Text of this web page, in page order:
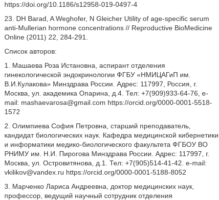
https://doi.org/10.1186/s12958-019-0497-4
23. DH Barad, A Weghofer, N Gleicher Utility of age-specific serum
anti-Mullerian hormone concentrations // Reproductive BioMedicine
Online (2011) 22, 284-291.
Список авторов:
1. Машаева Роза Истановна, аспирант отделения
гинекологической эндокринологии ФГБУ «НМИЦАГиП им.
В.И.Кулакова» Минздрава России. Адрес: 117997, Россия, г.
Москва, ул. академика Опарина, д.4. Тел: +7(909)933-64-76, e-
mail: mashaevarosa@gmail.com https://orcid.org/0000-0001-5518-
1572
2. Олимпиева София Петровна, старший преподаватель,
кандидат биологических наук. Кафедра медицинской кибернетики
и информатики медико-биологического факультета ФГБОУ ВО
РНИМУ им. Н.И. Пирогова Минздрава России. Адрес: 117997, г.
Москва, ул. Островитянова, д.1. Тел: +7(905)514-41-42. e-mail:
vkilikov@vandex.ru https://orcid.org/0000-0001-5188-8052
3. Марченко Лариса Андреевна, доктор медицинских наук,
профессор, ведущий научный сотрудник отделения